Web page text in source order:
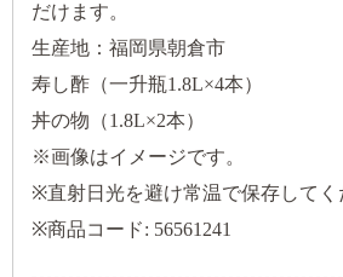
だけます。
生産地：福岡県朝倉市
寿し酢（一升瓶1.8L×4本）
丼の物（1.8L×2本）
※画像はイメージです。
※直射日光を避け常温で保存してく
※商品コード: 56561241